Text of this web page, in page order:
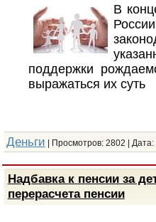
В
поддержки
выражаться их суть
Деньги | Просмотров: 2802 | Дата:
Надбавка к пенсии за
перерасчета пенсии